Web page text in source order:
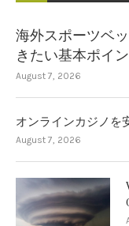
海外スポーツベ
きたい基本ポイ
August 7, 2026
オンラインカジノを
August 7, 2026